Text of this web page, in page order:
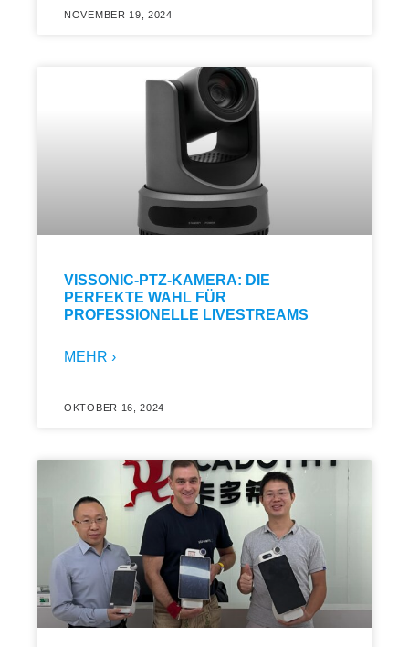
NOVEMBER 19, 2024
VISSONIC-PTZ-KAMERA: DIE
PERFEKTE WAHL FÜR
PROFESSIONELLE LIVESTREAMS
MEHR ›
OKTOBER 16, 2024